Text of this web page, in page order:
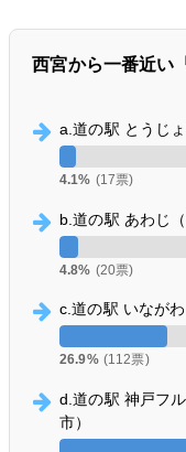
西宮から一番近い
a.道の駅 とうじ
4.1% (17票)
b.道の駅 あわじ
4.8% (20票)
c.道の駅 いなが
26.9% (112票)
d.道の駅 神戸フ
市）